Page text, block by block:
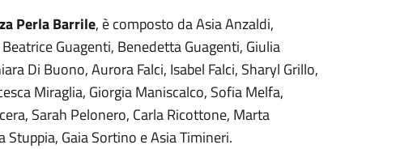
Perla Barrile, è composto da Asia Anzaldi,
Guagenti, Benedetta Guagenti, Giulia
Di Buono, Aurora Falci, Isabel Falci, Sharyl Grillo,
Miraglia, Giorgia Maniscalco, Sofia Melfa,
Sarah Pelonero, Carla Ricottone, Marta
Gaia Sortino e Asia Timineri.